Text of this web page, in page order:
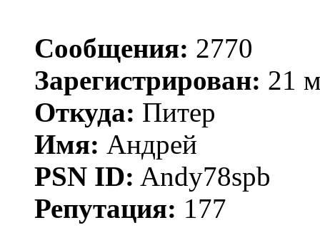
Сообщения: 2770
Зарегистрирован: 21
Откуда: Питер
Имя: Андрей
PSN ID: Andy78spb
Репутация: 177